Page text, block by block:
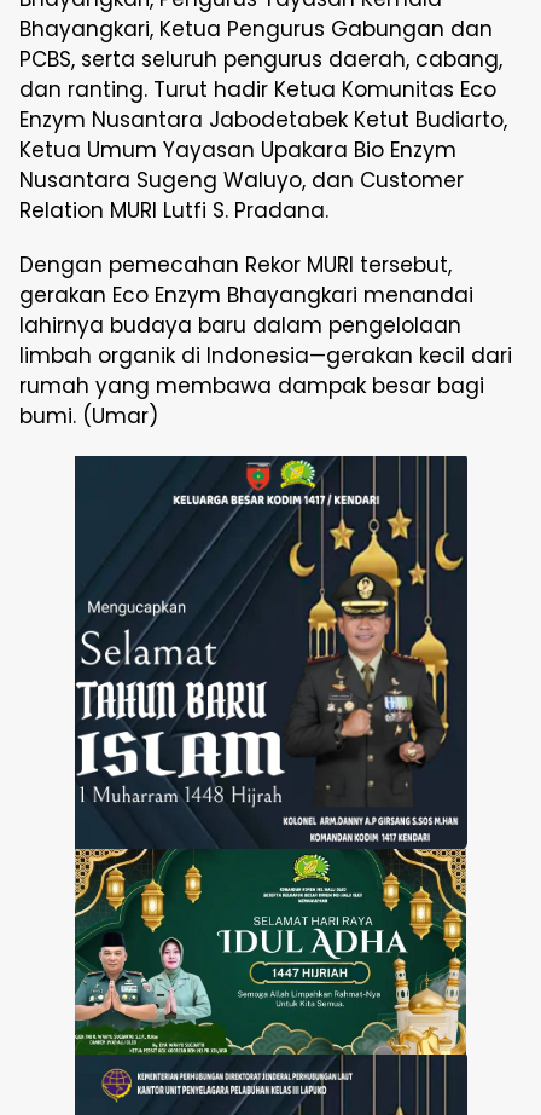
Bhayangkari, Ketua Pengurus Gabungan dan
PCBS, serta seluruh pengurus daerah, cabang,
dan ranting. Turut hadir Ketua Komunitas Eco
Enzym Nusantara Jabodetabek Ketut Budiarto,
Ketua Umum Yayasan Upakara Bio Enzym
Nusantara Sugeng Waluyo, dan Customer
Relation MURI Lutfi S. Pradana.
Dengan pemecahan Rekor MURI tersebut,
gerakan Eco Enzym Bhayangkari menandai
lahirnya budaya baru dalam pengelolaan
limbah organik di Indonesia—gerakan kecil dari
rumah yang membawa dampak besar bagi
bumi. (Umar)